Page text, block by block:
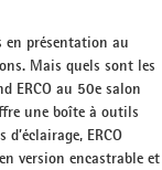
en présentation au
Mais quels sont les
ERCO au 50e salon
une boîte à outils
ERCO
version encastrable et